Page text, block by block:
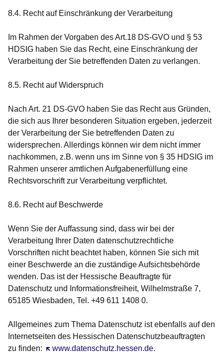
8.4. Recht auf Einschränkung der Verarbeitung
Im Rahmen der Vorgaben des Art.18 DS-GVO und § 53
HDSIG haben Sie das Recht, eine Einschränkung der
Verarbeitung der Sie betreffenden Daten zu verlangen.
8.5. Recht auf Widerspruch
Nach Art. 21 DS-GVO haben Sie das Recht aus Gründen,
die sich aus Ihrer besonderen Situation ergeben, jederzeit
der Verarbeitung der Sie betreffenden Daten zu
widersprechen. Allerdings können wir dem nicht immer
nachkommen, z.B. wenn uns im Sinne von § 35 HDSIG im
Rahmen unserer amtlichen Aufgabenerfüllung eine
Rechtsvorschrift zur Verarbeitung verpflichtet.
8.6. Recht auf Beschwerde
Wenn Sie der Auffassung sind, dass wir bei der
Verarbeitung Ihrer Daten datenschutzrechtliche
Vorschriften nicht beachtet haben, können Sie sich mit
einer Beschwerde an die zuständige Aufsichtsbehörde
wenden. Das ist der Hessische Beauftragte für
Datenschutz und Informationsfreiheit, Wilhelmstraße 7,
65185 Wiesbaden, Tel. +49 611 1408 0.
Allgemeines zum Thema Datenschutz ist ebenfalls auf den
Internetseiten des Hessischen Datenschutzbeauftragten
zu finden:
www.datenschutz.hessen.de
Öffnet sich in einem neuen Fenster
.